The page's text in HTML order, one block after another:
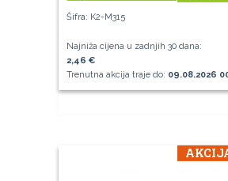
Šifra: K2-M315
Najniža cijena u zadnjih 30 dana:
2,46 €
Trenutna akcija traje do: 09.08.2026